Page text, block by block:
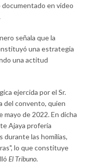
documentado en video
señala que la
una estrategia
una actitud
ejercida por el Sr.
del convento, quien
mayo de 2022. En dicha
Ajaya profería
durante las homilías,
lo que constituye
El Tribuno.